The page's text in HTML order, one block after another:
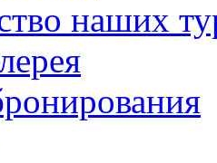
наших